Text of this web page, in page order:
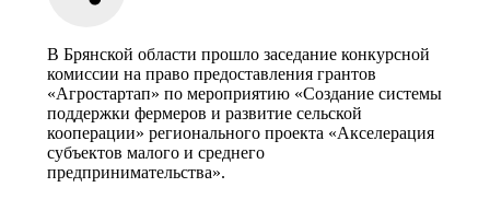
В Брянской области прошло заседание конкурсной
комиссии на право предоставления грантов
«Агростартап» по мероприятию «Создание системы
поддержки фермеров и развитие сельской
кооперации» регионального проекта «Акселерация
субъектов малого и среднего
предпринимательства».